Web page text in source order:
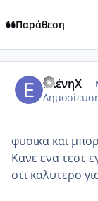
Παράθεση
ΕλένηΧ
φυσικα και
Κανε ενα τεστ
οτι καλυτερο